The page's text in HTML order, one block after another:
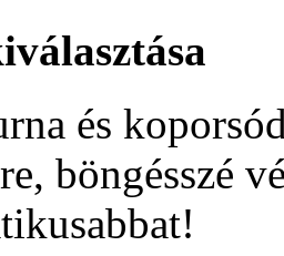
és
böngésszé